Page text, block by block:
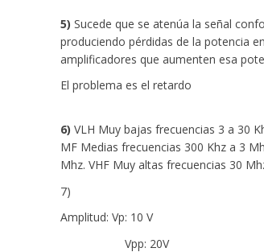
5) Sucede que se atenúa la señal
produciendo pérdidas de la potencia
amplificadores que aumenten esa
El problema es el retardo
6) VLH Muy bajas frecuencias 3 a 30
MF Medias frecuencias 300 Khz a 3
Mhz. VHF Muy altas frecuencias 30
7)
Amplitud: Vp: 10 V
Vpp: 20V